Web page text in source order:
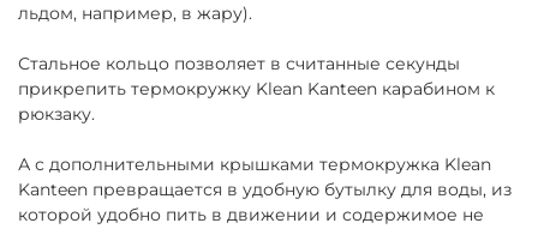
льдом, например, в жару).
Стальное кольцо позволяет в считанные секунды
прикрепить термокружку Klean Kanteen карабином к
рюкзаку.
А с дополнительными крышками термокружка Klean
Kanteen превращается в удобную бутылку для воды, из
которой удобно пить в движении и содержимое не